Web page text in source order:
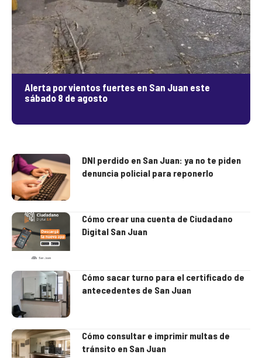
Alerta por vientos fuertes en San Juan este
sábado 8 de agosto
DNI perdido en San Juan: ya no te piden
denuncia policial para reponerlo
Cómo crear una cuenta de Ciudadano
Digital San Juan
Cómo sacar turno para el certificado de
antecedentes de San Juan
Cómo consultar e imprimir multas de
tránsito en San Juan